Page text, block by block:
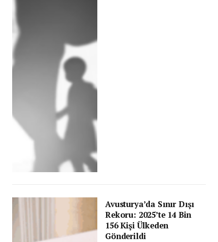
Avusturya’da Sınır Dışı
Rekoru: 2025’te 14 Bin
156 Kişi Ülkeden
Gönderildi